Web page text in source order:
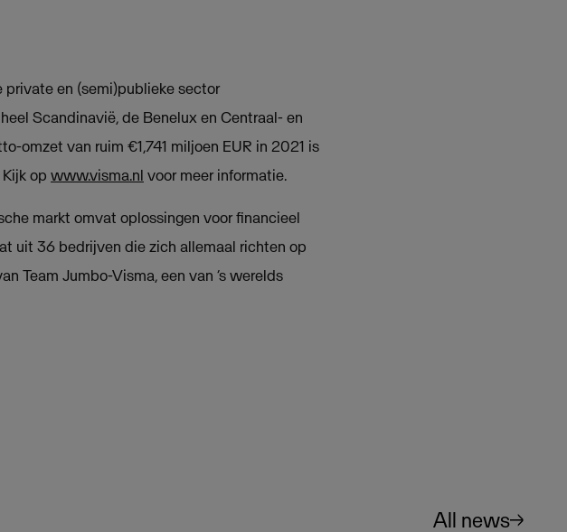
en (semi)publieke sector
Scandinavië, de Benelux en Centraal- en
omzet van ruim €1,741 miljoen EUR in 2021 is
op www.visma.nl voor meer informatie.
markt omvat oplossingen voor financieel
uit 36 bedrijven die zich allemaal richten op
Team Jumbo-Visma, een van ‘s werelds
All news